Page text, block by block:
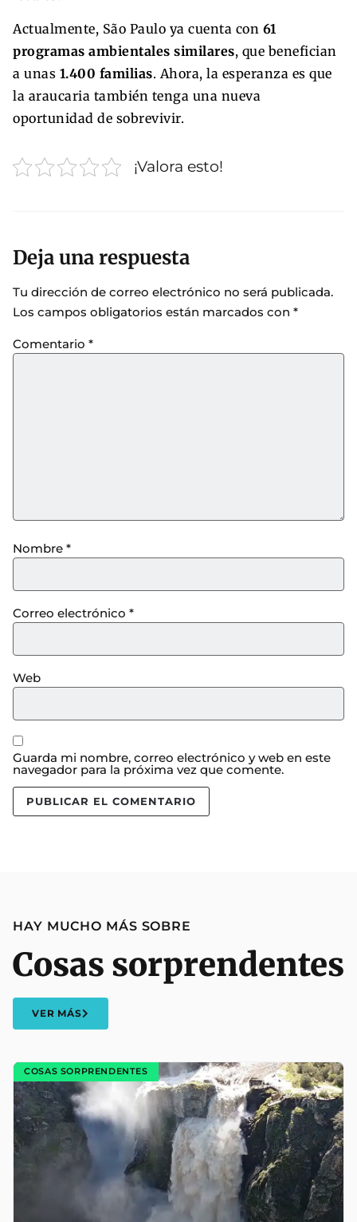
Actualmente, São Paulo ya cuenta con 61
programas ambientales similares, que benefician
a unas 1.400 familias. Ahora, la esperanza es que
la araucaria también tenga una nueva
oportunidad de sobrevivir.
¡Valora esto!
Deja una respuesta
Tu dirección de correo electrónico no será publicada.
Los campos obligatorios están marcados con *
Comentario *
Nombre *
Correo electrónico *
Web
Guarda mi nombre, correo electrónico y web en este
navegador para la próxima vez que comente.
HAY MUCHO MÁS SOBRE
Cosas sorprendentes
VER MÁS
COSAS SORPRENDENTES